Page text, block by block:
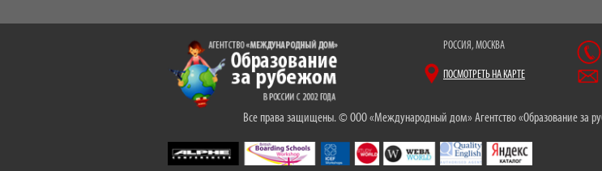
РОССИЯ, МОСКВА
ПОСМОТРЕТЬ НА КАРТЕ
Все права защищены. © ООО «Международный дом» Агентство «Образование за